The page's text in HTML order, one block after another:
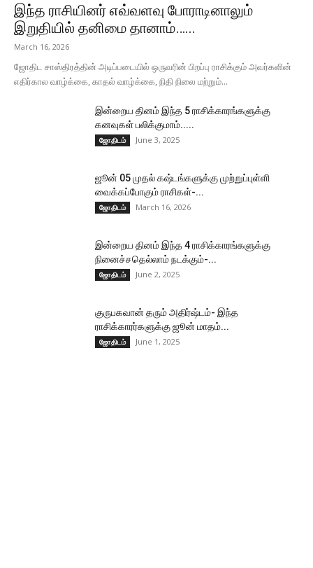
இந்த ராசியினர் எவ்வளவு போராடினாலும்
இறுதியில் தனிமை தானாம்…...
March 16, 2026
ஜோதிட சாஸ்திரத்தின் அடிப்படையில் ஒருவரின் பிறப்பு ராசிக்கும் அவர்களின்
எதிர்கால வாழ்க்கை, காதல் வாழ்க்கை, நிதி நிலை மற்றும்...
இன்றைய தினம் இந்த 5 ராசிக்காரங்களுக்கு
கனவுகள் பலிக்குமாம்.....
ஜோதிடம் June 3, 2025
ஜூன் 05 முதல் கஷ்டங்களுக்கு முற்றுப்புள்ளி
வைக்கப்போகும் ராசிகள்-...
ஜோதிடம் March 16, 2026
இன்றைய தினம் இந்த 4 ராசிக்காரங்களுக்கு
நினைச்சதெல்லாம் நடக்கும்-...
ஜோதிடம் June 2, 2025
குருபகவான் தரும் அதிர்ஷ்டம்- இந்த
ராசிக்காரர்களுக்கு ஜூன் மாதம்...
ஜோதிடம் June 1, 2025